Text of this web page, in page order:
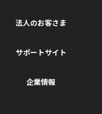
法人のお客さま
サポートサイト
企業情報